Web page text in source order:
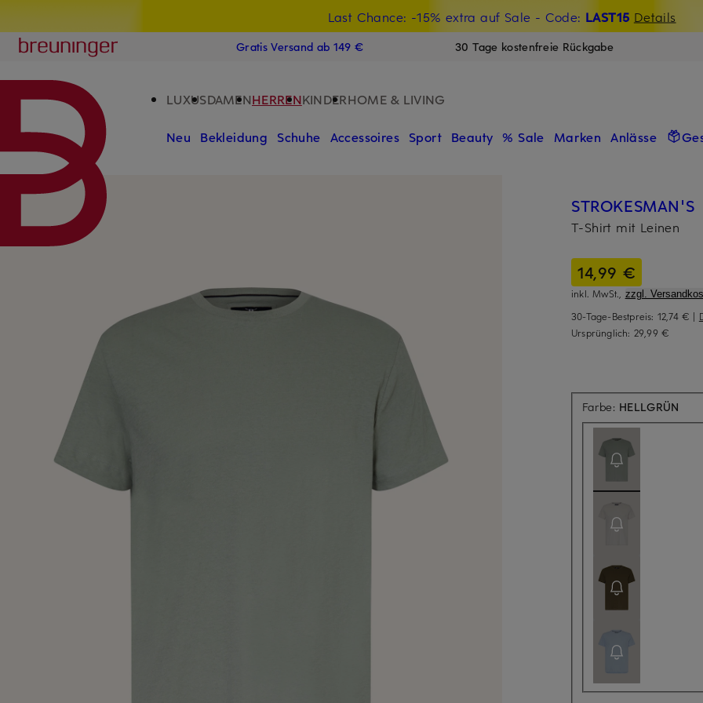
Last Chance: -15% extra auf Sale - Code: LAST15 Details
15€-Willkommensgutschein mit Beyond sichern
Breuninger
Gratis Versand ab 149 € 30 Tage kostenfreie Rückgabe
LUXUSDAMENHERRENKINDERHOME & LIVING
Neu Bekleidung Schuhe Accessoires Sport Beauty % Sale Marken Anlässe
STROKESMAN'S
T-Shirt mit Leinen
14,99 €
inkl. MwSt., zzgl.
30-Tage-Bestpreis: 12,74 € |
Ursprünglich: 29,99 €
Farbe: HELLGRÜN